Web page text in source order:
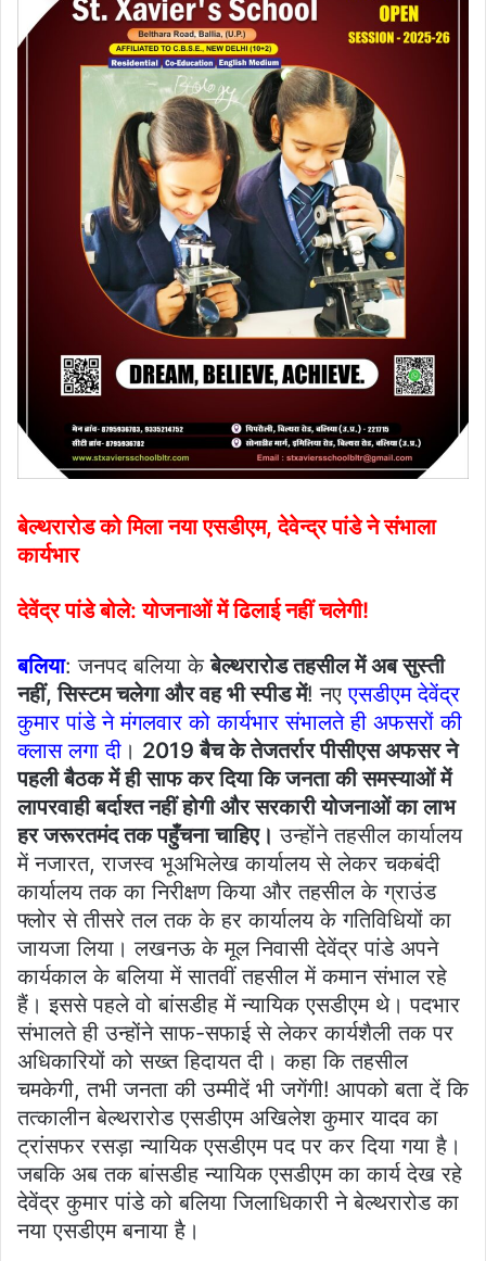
बेल्थरारोड को मिला नया एसडीएम, देवेन्द्र पांडे ने संभाला
कार्यभार
देवेंद्र पांडे बोले: योजनाओं में ढिलाई नहीं चलेगी!
बलिया: जनपद बलिया केबेल्थरारोड तहसील में अब सुस्ती
नहीं, सिस्टम चलेगा और वह भी स्पीड में! नएएसडीएम देवेंद्र
कुमार पांडे ने मंगलवार को कार्यभार संभालते ही अफसरों की
क्लास लगा दी । 2019 बैच के तेजतर्रार पीसीएस अफसर ने
पहली बैठक में ही साफ कर दिया कि जनता की समस्याओं में
लापरवाही बर्दाश्त नहीं होगी और सरकारी योजनाओं का लाभ
हर जरूरतमंद तक पहुँचना चाहिए। उन्होंने तहसील कार्यालय
में नजारत, राजस्व भूअभिलेख कार्यालय से लेकर चकबंदी
कार्यालय तक का निरीक्षण किया और तहसील के ग्राउंड
फ्लोर से तीसरे तल तक के हर कार्यालय के गतिविधियों का
जायजा लिया। लखनऊ के मूल निवासी देवेंद्र पांडे अपने
कार्यकाल के बलिया में सातवीं तहसील में कमान संभाल रहे
हैं। इससे पहले वो बांसडीह में न्यायिक एसडीएम थे। पदभार
संभालते ही उन्होंने साफ-सफाई से लेकर कार्यशैली तक पर
अधिकारियों को सख्त हिदायत दी। कहा कि तहसील
चमकेगी, तभी जनता की उम्मीदें भी जगेंगी! आपको बता दें कि
तत्कालीन बेल्थरारोड एसडीएम अखिलेश कुमार यादव का
ट्रांसफर रसड़ा न्यायिक एसडीएम पद पर कर दिया गया है।
जबकि अब तक बांसडीह न्यायिक एसडीएम का कार्य देख रहे
देवेंद्र कुमार पांडे को बलिया जिलाधिकारी ने बेल्थरारोड का
नया एसडीएम बनाया है।